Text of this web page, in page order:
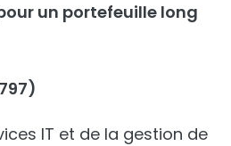
un portefeuille long
IT et de la gestion de